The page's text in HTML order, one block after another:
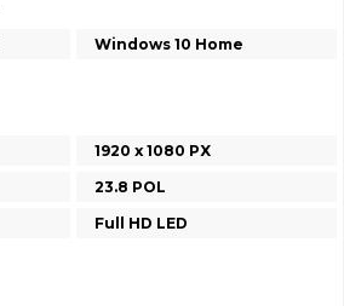
Windows 10 Home
1920 x 1080 PX
23.8 POL
Full HD LED